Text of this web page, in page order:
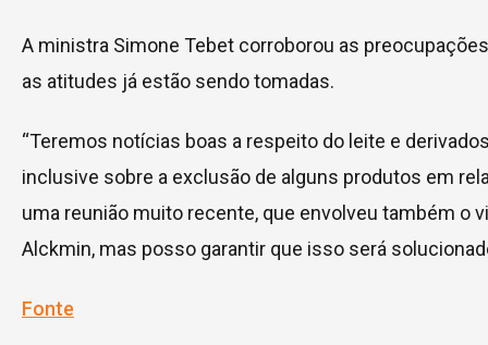
A ministra Simone Tebet corroborou as
as atitudes já estão sendo tomadas.
“Teremos notícias boas a respeito do leite e
inclusive sobre a exclusão de alguns produtos em
uma reunião muito recente, que envolveu também o
Alckmin, mas posso garantir que isso será
Fonte